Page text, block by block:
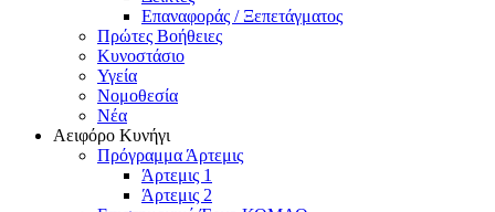
Επαναφοράς / Ξεπετάγματος
Πρώτες Βοήθειες
Κυνοστάσιο
Υγεία
Νομοθεσία
Νέα
Αειφόρο Κυνήγι
Πρόγραμμα Άρτεμις
Άρτεμις 1
Άρτεμις 2